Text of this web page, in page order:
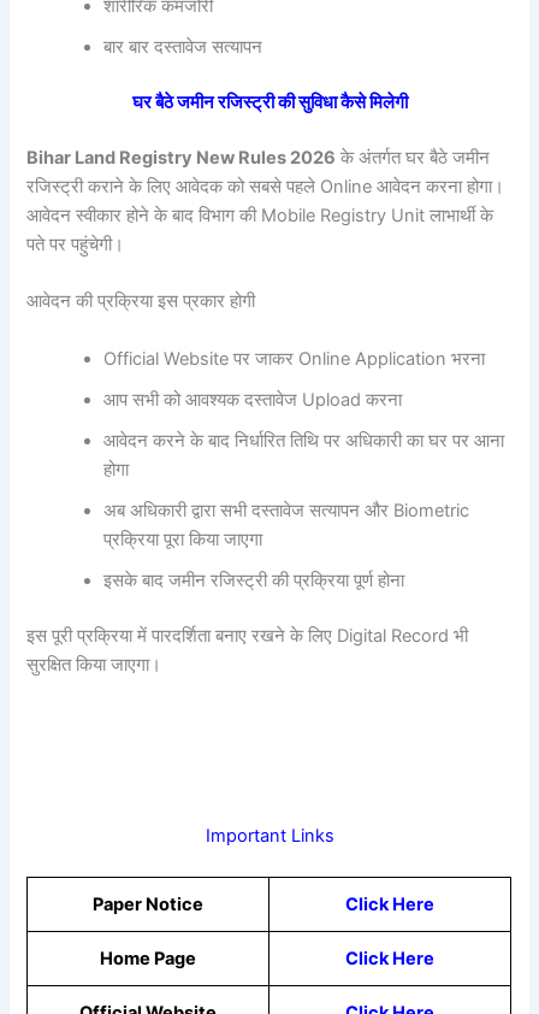
शारीरिक कमजोरी
बार बार दस्तावेज सत्यापन
घर बैठे जमीन रजिस्ट्री की सुविधा कैसे मिलेगी
Bihar Land Registry New Rules 2026 के अंतर्गत घर बैठे जमीन
रजिस्ट्री कराने के लिए आवेदक को सबसे पहले Online आवेदन करना होगा।
आवेदन स्वीकार होने के बाद विभाग की Mobile Registry Unit लाभार्थी के
पते पर पहुंचेगी।
आवेदन की प्रक्रिया इस प्रकार होगी
Official Website पर जाकर Online Application भरना
आप सभी को आवश्यक दस्तावेज Upload करना
आवेदन करने के बाद निर्धारित तिथि पर अधिकारी का घर पर आना
होगा
अब अधिकारी द्वारा सभी दस्तावेज सत्यापन और Biometric
प्रक्रिया पूरा किया जाएगा
इसके बाद जमीन रजिस्ट्री की प्रक्रिया पूर्ण होना
इस पूरी प्रक्रिया में पारदर्शिता बनाए रखने के लिए Digital Record भी
सुरक्षित किया जाएगा।
Important Links
Paper Notice Click Here
Home Page Click Here